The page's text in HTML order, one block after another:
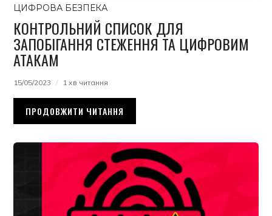
ЦИФРОВА БЕЗПЕКА
КОНТРОЛЬНИЙ СПИСОК ДЛЯ
ЗАПОБІГАННЯ СТЕЖЕННЯ ТА ЦИФРОВИМ
АТАКАМ
15/05/2023 1 хв читання
ПРОДОВЖИТИ ЧИТАННЯ